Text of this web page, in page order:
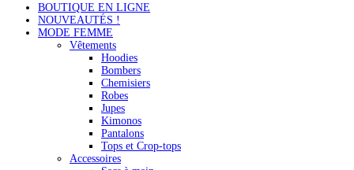
BOUTIQUE EN LIGNE
NOUVEAUTÉS !
MODE FEMME
Vêtements
Hoodies
Bombers
Chemisiers
Robes
Jupes
Kimonos
Pantalons
Tops et Crop-tops
Accessoires